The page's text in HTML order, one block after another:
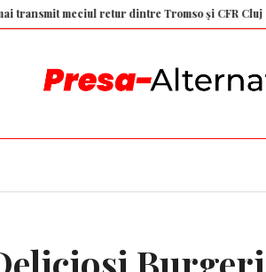
meciul retur dintre Tromso și CFR Cluj după